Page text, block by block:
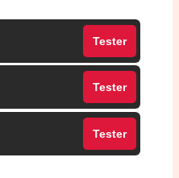
Tester
Tester
Tester